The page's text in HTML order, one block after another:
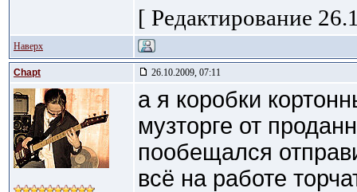
[ Редактирование
Наверх
Chapt 26.10.2009, 07:11
а я коробки
музторге от
пообещался
всё на работе